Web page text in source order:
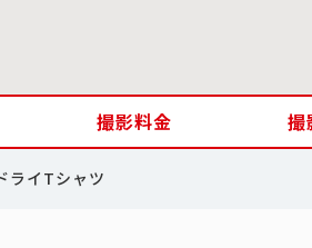
撮影料金 撮
ライTシャツ